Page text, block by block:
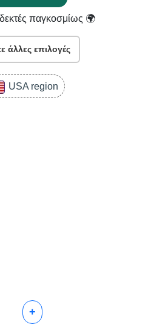
παγκοσμίως 🌍
άλλες επιλογές
USA region
+